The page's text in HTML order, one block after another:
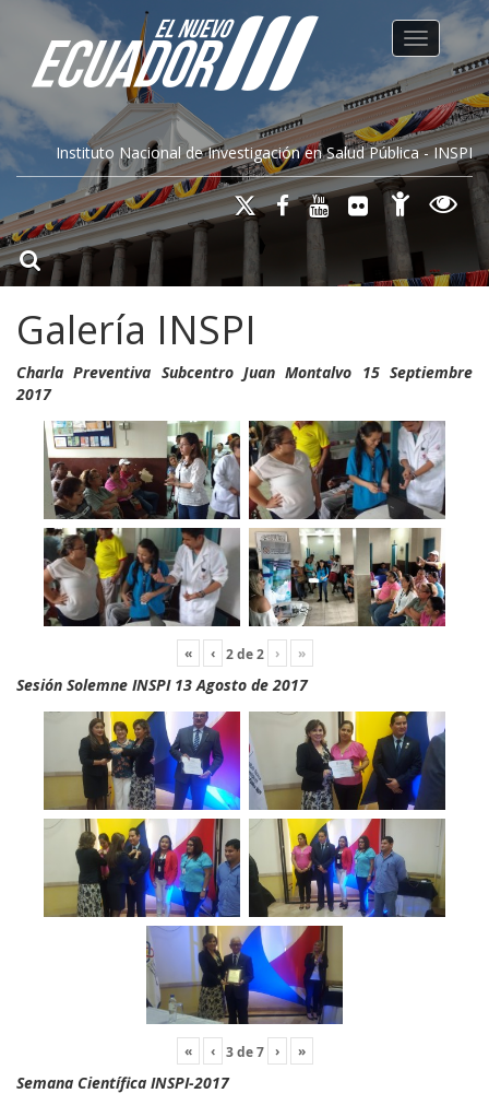
Instituto Nacional de Investigación en Salud Pública - INSPI
Toggle
Galería INSPI
Charla Preventiva Subcentro Juan Montalvo 15 Septiembre
2017
« ‹ 2de2 › »
Sesión Solemne INSPI 13 Agosto de 2017
« ‹ 3de7 › »
Semana Científica INSPI-2017